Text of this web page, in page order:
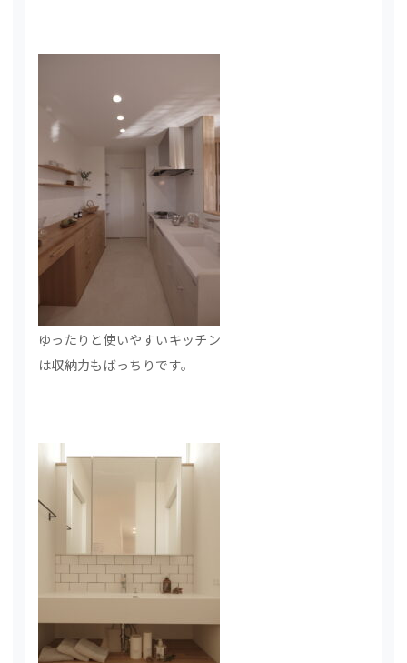
ゆったりと使いやすいキッチン
は収納力もばっちりです。